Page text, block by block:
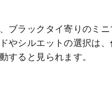
ブラックタイ寄りのミ
やシルエットの選択は、
すると見られます。